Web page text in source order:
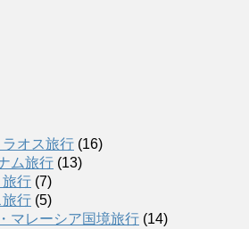
オス旅行 (16)
ム旅行 (13)
行 (7)
行 (5)
マレーシア国境旅行 (14)